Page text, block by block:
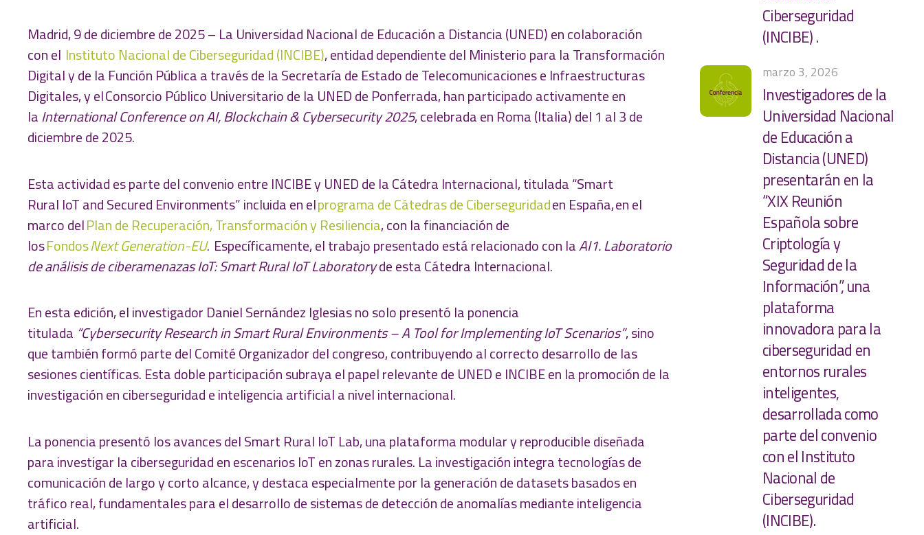
Madrid, 9 de diciembrede 2025 – La Universidad Nacional de Educación a Distancia (UNED) en colaboración
con el Instituto Nacional de Ciberseguridad (INCIBE), entidad dependiente del Ministerio para la Transformación
Digital y de la Función Pública a través de la Secretaría de Estado de Telecomunicaciones e Infraestructuras
Digitales, y el Consorcio Público Universitario de la UNED de Ponferrada, han participado activamente en
laInternational Conference on AI, Blockchain & Cybersecurity 2025, celebrada en Roma (Italia) del 1 al 3 de
diciembre de 2025.
Esta actividad es parte del convenio entre INCIBE y UNED de la Cátedra Internacional, titulada “Smart
Rural IoT and Secured Environments” incluida en elprograma de Cátedras de Ciberseguridaden España, en el
marco delPlan de Recuperación, Transformación y Resiliencia, con la financiación de
losFondosNext Generation-EU. Específicamente, el trabajo presentado está relacionado con laAI1. Laboratorio
de análisis de ciberamenazas IoT: Smart Rural IoT Laboratoryde esta Cátedra Internacional.
En esta edición, el investigador Daniel Sernández Iglesias no solo presentó la ponencia
titulada “Cybersecurity Research in Smart Rural Environments – A Tool for Implementing IoT Scenarios”, sino
que también formó parte del Comité Organizador del congreso, contribuyendo al correcto desarrollo de las
sesiones científicas. Esta doble participación subraya el papel relevante de UNED e INCIBE en la promoción de la
investigación en ciberseguridad e inteligencia artificial a nivel internacional.
La ponencia presentó los avances del Smart Rural IoT Lab, una plataforma modular y reproducible diseñada
para investigar la ciberseguridad en escenarios IoT en zonas rurales. La investigación integra tecnologías de
comunicación de largo y corto alcance, y destaca especialmente por la generación de datasets basados en
tráfico real, fundamentales para el desarrollo de sistemas de detección de anomalías mediante inteligencia
artificial.
Ciberseguridad
(INCIBE) .
Investigadores de la
Universidad Nacional
de Educación a
Distancia (UNED)
presentarán en la
“XIX Reunión
Española sobre
Criptología y
Seguridad de la
Información”, una
plataforma
innovadora para la
ciberseguridad en
entornos rurales
inteligentes,
desarrollada como
parte del convenio
con el Instituto
Nacional de
Ciberseguridad
(INCIBE).
marzo 3, 2026